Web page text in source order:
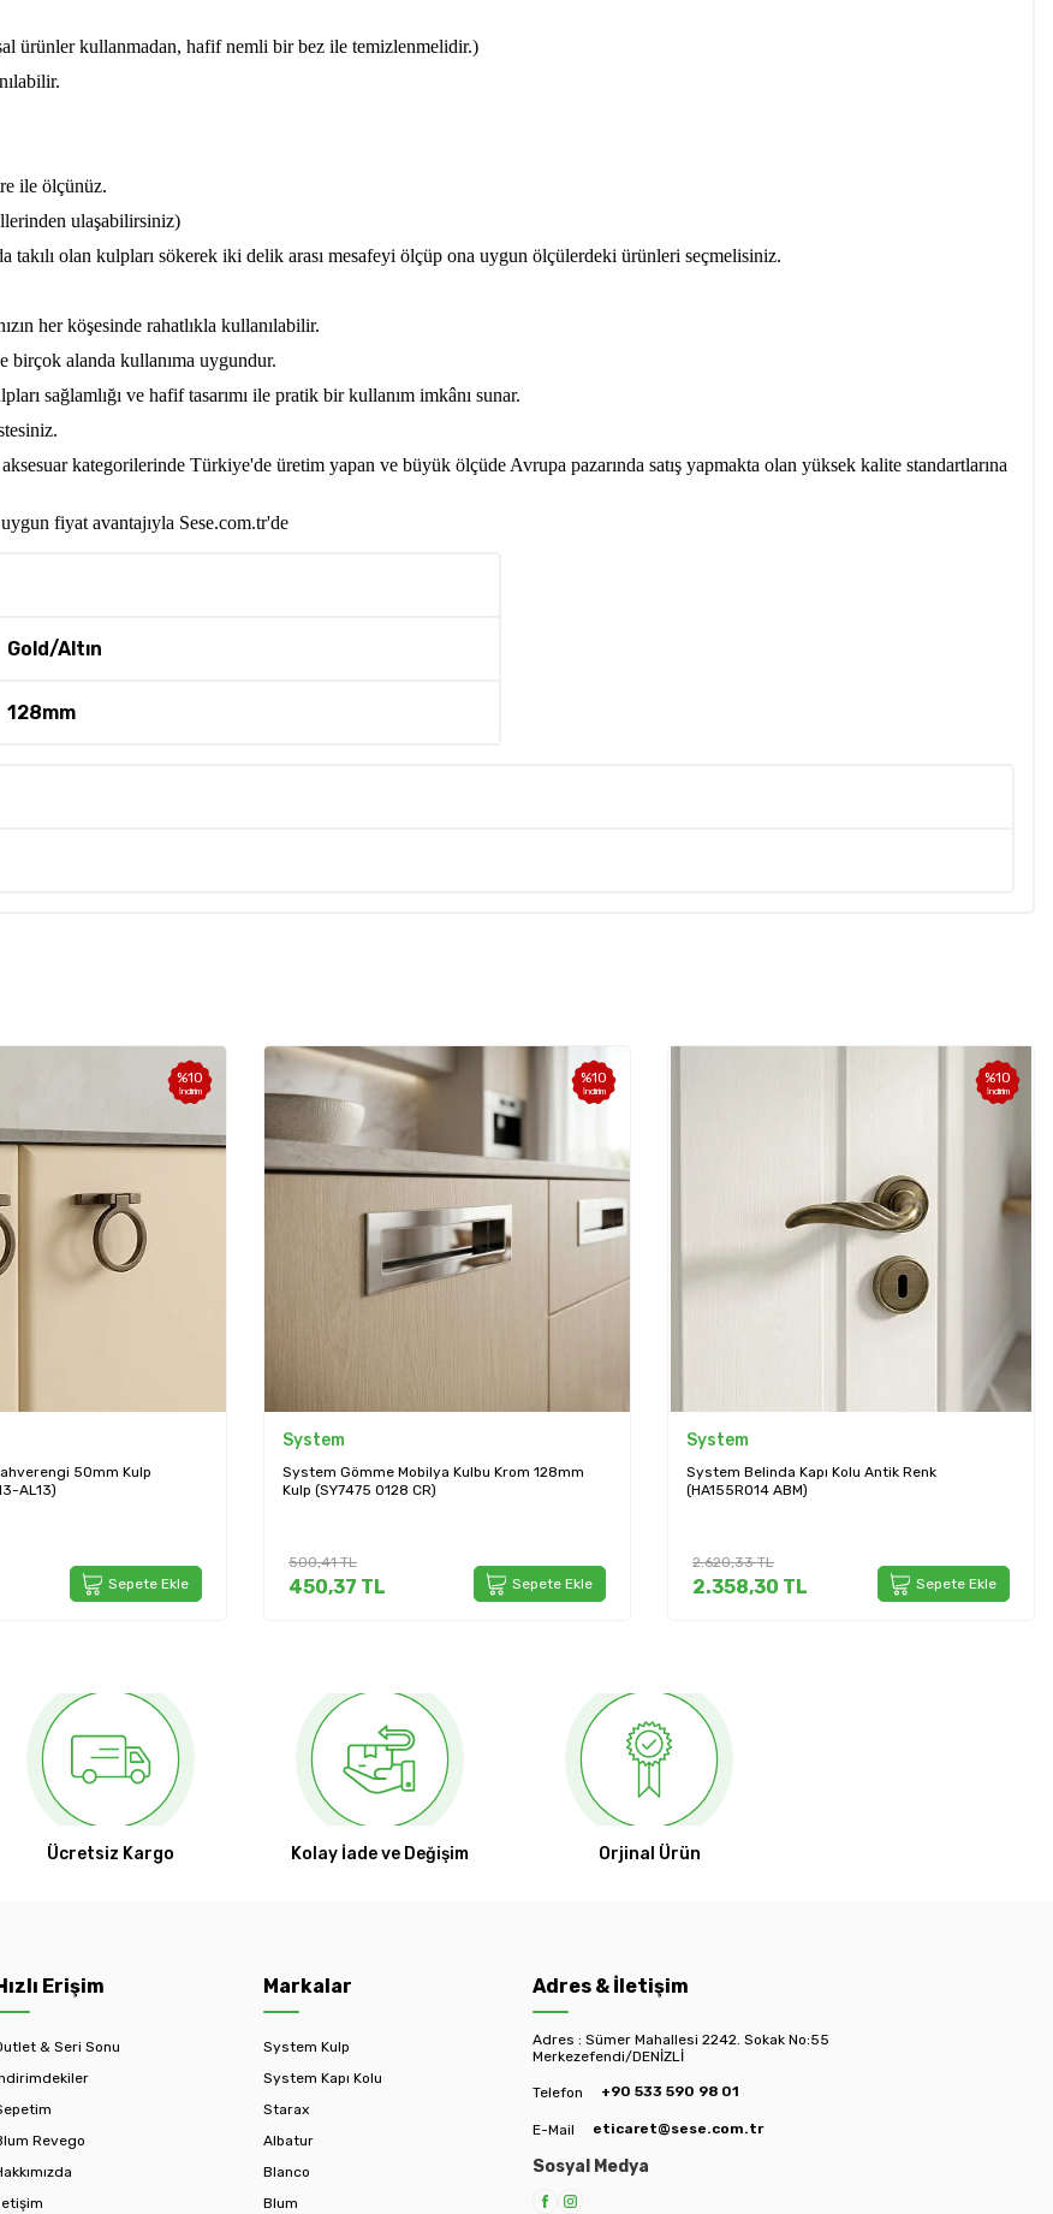
ürünler kullanmadan, hafif nemli bir bez ile temizlenmelidir.)
ile ölçünüz.
ulaşabilirsiniz)
takılı olan kulpları sökerek iki delik arası mesafeyi ölçüp ona uygun ölçülerdeki ürünleri seçmelisiniz.
her köşesinde rahatlıkla kullanılabilir.
birçok alanda kullanıma uygundur.
sağlamlığı ve hafif tasarımı ile pratik bir kullanım imkânı sunar.
kategorilerinde Türkiye'de üretim yapan ve büyük ölçüde Avrupa pazarında satış yapmakta olan yüksek kalite standartlarına
fiyat avantajıyla Sese.com.tr'de
Gold/Altın
128mm
%10
İndirim
50mm Kulp
AL13)
Sepete Ekle
%10
İndirim
System
System Gömme Mobilya Kulbu Krom 128mm
Kulp (SY7475 0128 CR)
500,41TL
450,37 TL Sepete Ekle
%10
İndirim
System
System Belinda Kapı Kolu Antik Renk
(HA155RO14 ABM)
2.620,33TL
2.358,30 TL Sepete Ekle
Ücretsiz Kargo Kolay İade ve Değişim Orjinal Ürün
Erişim
& Seri Sonu
Revego
Markalar
System Kulp
System Kapı Kolu
Starax
Albatur
Blanco
Blum
Adres & İletişim
Adres : Sümer Mahallesi 2242. Sokak No:55
Merkezefendi/DENİZLİ
Telefon +90 533 590 98 01
E-Mail eticaret@sese.com.tr
Sosyal Medya